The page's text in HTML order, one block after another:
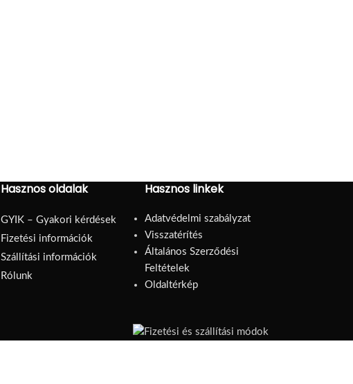
Hasznos oldalak
GYIK – Gyakori kérdések
Fizetési információk
Szállítási információk
Rólunk
Hasznos linkek
Adatvédelmi szabályzat
Visszatérítés
Általános Szerződési
Feltételek
Oldaltérkép